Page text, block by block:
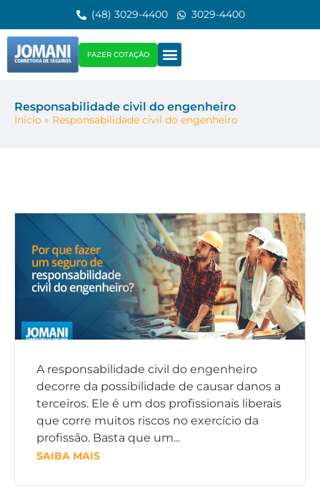
(48) 3029-4400 3029-4400
FAZER COTAÇÃO
Responsabilidade civil do engenheiro
Início » Responsabilidade civil do engenheiro
A responsabilidade civil do engenheiro
decorre da possibilidade de causar danos a
terceiros. Ele é um dos profissionais liberais
que corre muitos riscos no exercício da
profissão. Basta que um...
SAIBA MAIS